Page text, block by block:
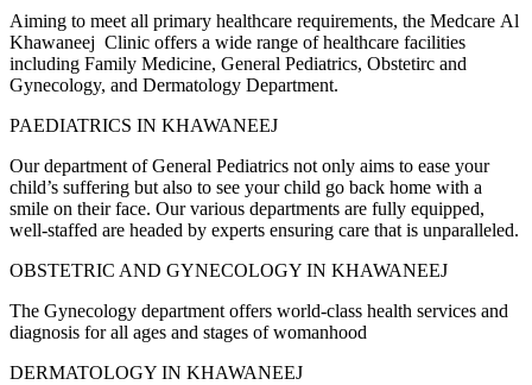
Aiming to meet all primary healthcare requirements, the Medcare Al
Khawaneej Clinic offers a wide range of healthcare facilities
including Family Medicine, General Pediatrics, Obstetirc and
Gynecology, and Dermatology Department.
PAEDIATRICS IN KHAWANEEJ
Our department of General Pediatrics not only aims to ease your
child’s suffering but also to see your child go back home with a
smile on their face. Our various departments are fully equipped,
well-staffed are headed by experts ensuring care that is unparalleled.
OBSTETRIC AND GYNECOLOGY IN KHAWANEEJ
The Gynecology department offers world-class health services and
diagnosis for all ages and stages of womanhood
DERMATOLOGY IN KHAWANEEJ